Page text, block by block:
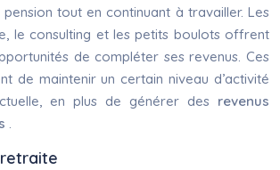
tout en continuant à travailler. Les
le consulting et les petits boulots offrent
de compléter ses revenus. Ces
de maintenir un certain niveau d’activité
en plus de générer des revenus
.